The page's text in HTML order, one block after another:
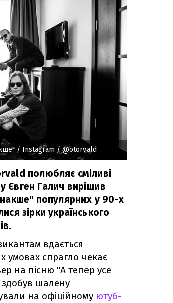
/ Instagram / @otorvald
полюбляє сміливі
Євген Галич вирішив
популярних у 90-х
зірки українського
вдається
умовах спрагло чекає
на пісню "А тепер усе
здобув шалену
на офіційному ютуб-